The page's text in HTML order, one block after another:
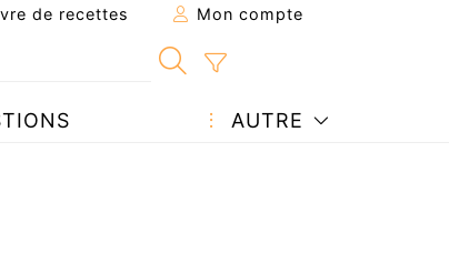
de recettes Mon compte
AUTRE